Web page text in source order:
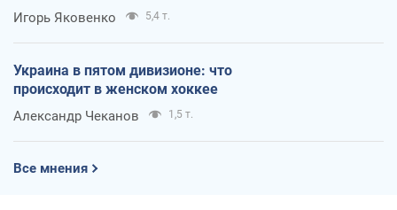
Игорь Яковенко 5,4 т.
Украина в пятом дивизионе: что
происходит в женском хоккее
Александр Чеканов 1,5 т.
Все мнения